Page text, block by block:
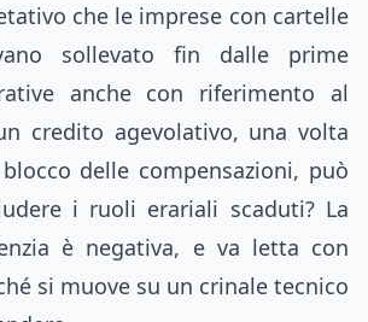
che le imprese con cartelle
sollevato fin dalle prime
anche con riferimento al
credito agevolativo, una volta
delle compensazioni, può
i ruoli erariali scaduti? La
è negativa, e va letta con
si muove su un crinale tecnico